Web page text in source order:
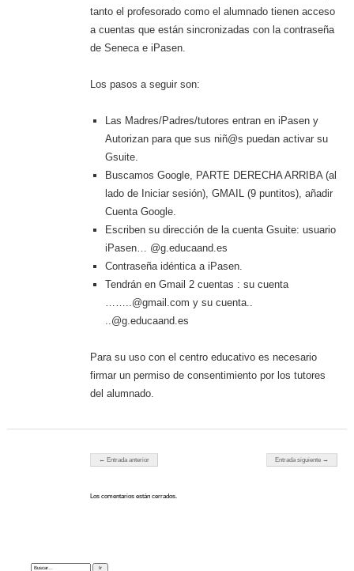
tanto el profesorado como el alumnado tienen acceso
a cuentas que están sincronizadas con la contraseña
de Seneca e iPasen.
Los pasos a seguir son:
Las Madres/Padres/tutores entran en iPasen y
Autorizan para que sus niñ@s puedan activar su
Gsuite.
Buscamos Google, PARTE DERECHA ARRIBA (al
lado de Iniciar sesión), GMAIL (9 puntitos), añadir
Cuenta Google.
Escriben su dirección de la cuenta Gsuite: usuario
iPasen… @g.educaand.es
Contraseña idéntica a iPasen.
Tendrán en Gmail 2 cuentas : su cuenta
……..@gmail.com y su cuenta..
..@g.educaand.es
Para su uso con el centro educativo es necesario
firmar un permiso de consentimiento por los tutores
del alumnado.
Navegador de artículos
← Entrada anterior Entrada siguiente →
Los comentarios están cerrados.
Buscar: